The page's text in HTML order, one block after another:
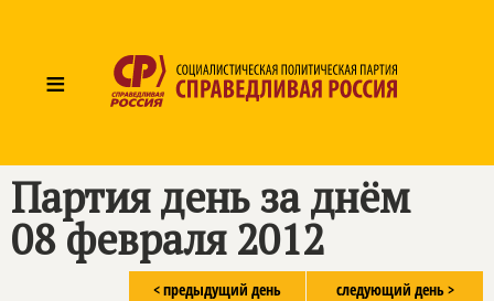
≡
Партия день за днём
08 февраля 2012
следующий день >
< предыдущий день